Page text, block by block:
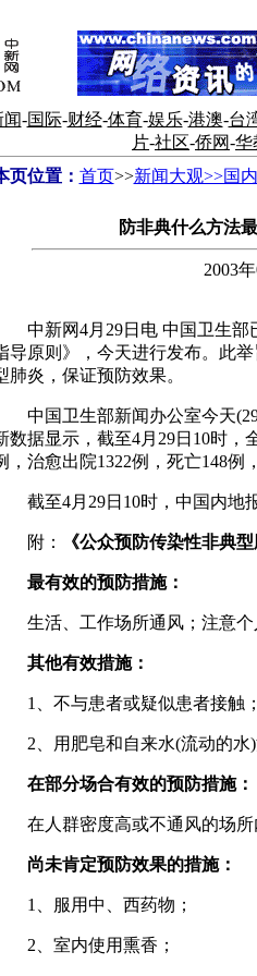
-国际-财经-体育-娱乐-港澳-台
片-社区-侨网-华
页位置： 首页>>新闻大观>>国
防非典什么方法
2003
中新网4月29日电 中国卫生部
导原则》，今天进行发布。此
肺炎，保证预防效果。
中国卫生部新闻办公室今天(29
数据显示，截至4月29日10时，
，治愈出院1322例，死亡148例
截至4月29日10时，中国内地报
附： 《公众预防传染性非典
最有效的预防措施：
生活、工作场所通风；注意个
其他有效措施：
1、不与患者或疑似患者接触；
2、用肥皂和自来水(流动的水)
在部分场合有效的预防措施：
在人群密度高或不通风的场所
尚未肯定预防效果的措施：
1、服用中、西药物；
2、室内使用熏香；